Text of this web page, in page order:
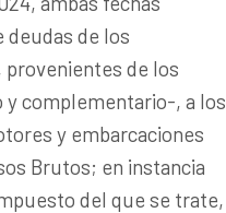
deudas de los
de los
y complementario-, a los
y embarcaciones
Brutos; en instancia
del que se trate,